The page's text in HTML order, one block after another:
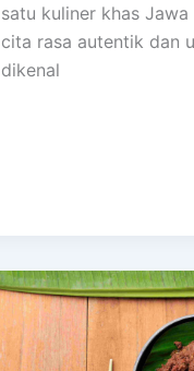
satu kuliner khas
cita rasa autentik dan
dikenal